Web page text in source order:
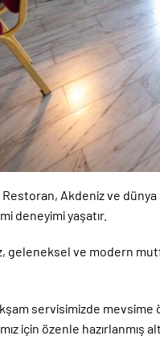
Restoran, Akdeniz ve
deneyimi yaşatır.
geleneksel ve modern
servisimizde
için özenle hazırlanmış